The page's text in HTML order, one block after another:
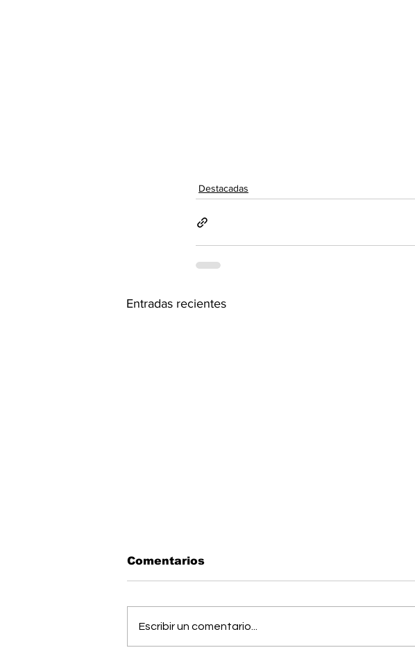
Destacadas
Entradas recientes
Comentarios
Escribir un comentario...